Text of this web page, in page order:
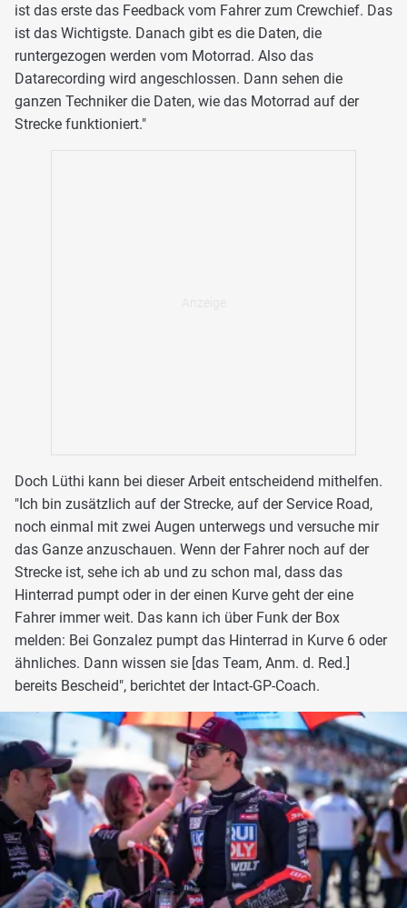
ist das erste das Feedback vom Fahrer zum Crewchief. Das
ist das Wichtigste. Danach gibt es die Daten, die
runtergezogen werden vom Motorrad. Also das
Datarecording wird angeschlossen. Dann sehen die
ganzen Techniker die Daten, wie das Motorrad auf der
Strecke funktioniert."
Doch Lüthi kann bei dieser Arbeit entscheidend mithelfen.
"Ich bin zusätzlich auf der Strecke, auf der Service Road,
noch einmal mit zwei Augen unterwegs und versuche mir
das Ganze anzuschauen. Wenn der Fahrer noch auf der
Strecke ist, sehe ich ab und zu schon mal, dass das
Hinterrad pumpt oder in der einen Kurve geht der eine
Fahrer immer weit. Das kann ich über Funk der Box
melden: Bei Gonzalez pumpt das Hinterrad in Kurve 6 oder
ähnliches. Dann wissen sie [das Team, Anm. d. Red.]
bereits Bescheid", berichtet der Intact-GP-Coach.